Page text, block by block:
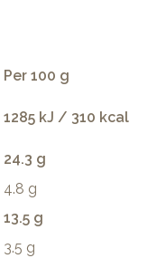
Per 100 g
1285 kJ / 310 kcal
24.3 g
4.8 g
13.5 g
3.5 g